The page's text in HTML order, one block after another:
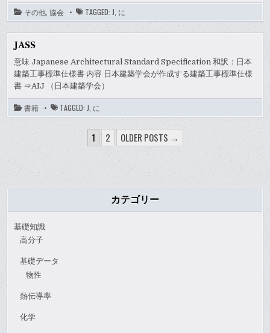
その他 ,協会 TAGGED: J に
JASS
意味 Japanese Architectural Standard Specification 和訳：日本
建築工事標準仕様書 内容 日本建築学会が作成する建築工事標準仕様
書 ⇒AIJ （日本建築学会）
書籍 TAGGED: J に
ビ
ー
シ
ョ
ン
1 2 OLDER POSTS →
カテゴリー
基礎知識
高分子
基礎データ
物性
熱伝導率
化学